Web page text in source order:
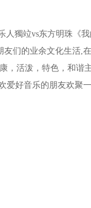
獨竝vs东方明珠《
们的业余文化生活,
，活泼，特色，和谐
爱好音乐的朋友欢聚